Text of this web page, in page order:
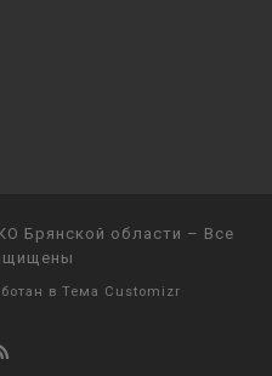
Брянской области – Все
в Тема Customizr